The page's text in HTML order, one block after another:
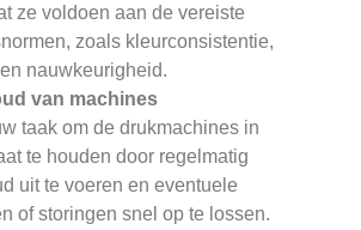
ze voldoen aan de vereiste
zoals kleurconsistentie,
nauwkeurigheid.
van machines
taak om de drukmachines in
te houden door regelmatig
uit te voeren en eventuele
of storingen snel op te lossen.